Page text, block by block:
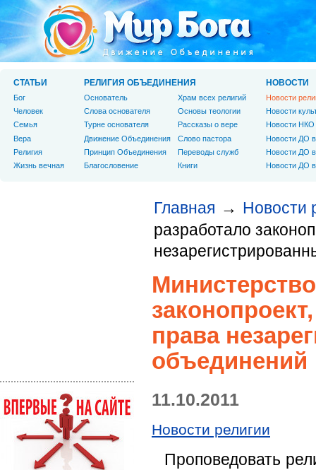
Главная → Новости
разработало
права
объединений
11.10.2011
Новости религии
Проповедовать
СТАТЬИ
Бог
Человек
Cемья
Вера
Религия
Жизнь вечная
РЕЛИГИЯ ОБЪЕДИНЕНИЯ
Основатель
Слова основателя
Турне основателя
Движение Объединения
Принцип Объединения
Благословение
Храм всех религий
Основы теологии
Рассказы о вере
Слово пастора
Переводы служб
Книги
НОВОСТИ
Новости
Новости
Новости НКО
Новости ДО
Новости ДО
Новости ДО